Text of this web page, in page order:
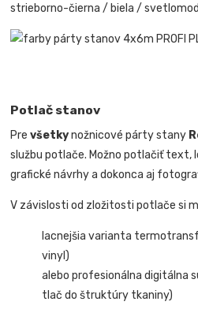
strieborno-čierna / biela /
Potlač stanov
Prevšetkynožnicové párty stany
službu potlače. Možno potlačiť text,
grafické návrhy a dokonca aj
V závislosti od zložitosti potlače si
lacnejšia varianta
vinyl)
alebo profesionálna digitálna
tlač do štruktúry tkaniny)